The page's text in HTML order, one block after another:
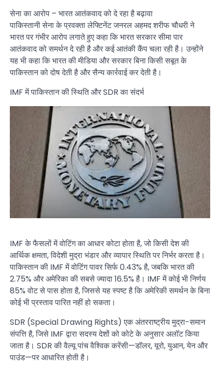
सेना का आरोप – भारत आतंकवाद को दे रहा है बढ़ावा
पाकिस्तानी सेना के प्रवक्ता लेफ्टिनेंट जनरल अहमद शरीफ चौधरी ने
भारत पर गंभीर आरोप लगाते हुए कहा कि भारत सरकार सीमा पार
आतंकवाद को समर्थन दे रही है और कई आतंकी कैंप चला रही है। उन्होंने
यह भी कहा कि भारत की मीडिया और सरकार बिना किसी सबूत के
पाकिस्तान को दोष देती है और सैन्य कार्रवाई कर देती है।
IMF में पाकिस्तान की स्थिति और SDR का संदर्भ
IMF के फैसलों में वोटिंग का आधार कोटा होता है, जो किसी देश की
आर्थिक क्षमता, विदेशी मुद्रा भंडार और व्यापार स्थिति पर निर्भर करता है।
पाकिस्तान की IMF में वोटिंग पावर सिर्फ 0.43% है, जबकि भारत की
2.75% और अमेरिका की सबसे ज्यादा 16.5% है। IMF में कोई भी निर्णय
85% वोट से पास होता है, जिससे यह स्पष्ट है कि अमेरिकी समर्थन के बिना
कोई भी प्रस्ताव पारित नहीं हो सकता।
SDR (Special Drawing Rights) एक अंतरराष्ट्रीय मुद्रा-समान
संपत्ति है, जिसे IMF द्वारा सदस्य देशों को कोटे के अनुसार अलॉट किया
जाता है। SDR की वैल्यू पांच वैश्विक करेंसी—डॉलर, यूरो, युआन, येन और
पाउंड—पर आधारित होती है।